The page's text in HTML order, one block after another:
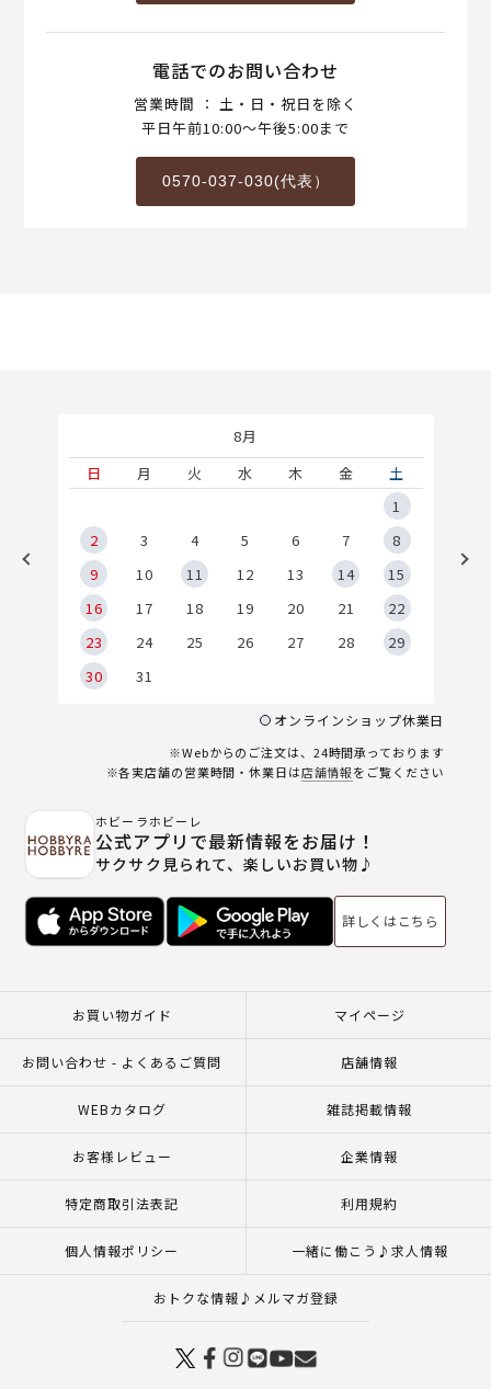
電話でのお問い合わせ
営業時間 ： 土・日・祝日を除く
平日午前10:00～午後5:00まで
0570-037-030(代表）
8月
日
月 火 水 木 金
土
1
2
3 4 5 6 7
8
9
10 11 12 13 14
15
16
17 18 19 20 21
22
23
24 25 26 27 28
29
30
31
オンラインショップ休業日
※Webからのご注文は、24時間承っております
※各実店舗の営業時間・休業日は店舗情報をご覧ください
ホビーラホビーレ
公式アプリで最新情報をお届け！
サクサク見られて、楽しいお買い物♪
詳しくはこちら
お買い物ガイド マイページ
お問い合わせ - よくあるご質問 店舗情報
WEBカタログ 雑誌掲載情報
お客様レビュー 企業情報
特定商取引法表記 利用規約
個人情報ポリシー 一緒に働こう♪求人情報
おトクな情報♪メルマガ登録